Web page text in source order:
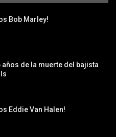
Bob Marley!
años de la muerte del bajista
Eddie Van Halen!